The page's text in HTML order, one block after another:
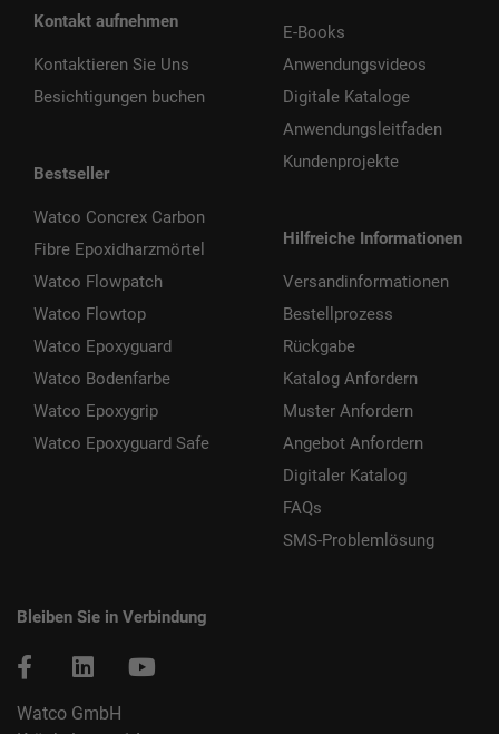
Kontakt aufnehmen
Kontaktieren Sie Uns
Besichtigungen buchen
Bestseller
Watco Concrex Carbon
Fibre Epoxidharzmörtel
Watco Flowpatch
Watco Flowtop
Watco Epoxyguard
Watco Bodenfarbe
Watco Epoxygrip
Watco Epoxyguard Safe
E-Books
Anwendungsvideos
Digitale Kataloge
Anwendungsleitfaden
Kundenprojekte
Hilfreiche Informationen
Versandinformationen
Bestellprozess
Rückgabe
Katalog Anfordern
Muster Anfordern
Angebot Anfordern
Digitaler Katalog
FAQs
SMS-Problemlösung
Bleiben Sie in Verbindung
Watco GmbH